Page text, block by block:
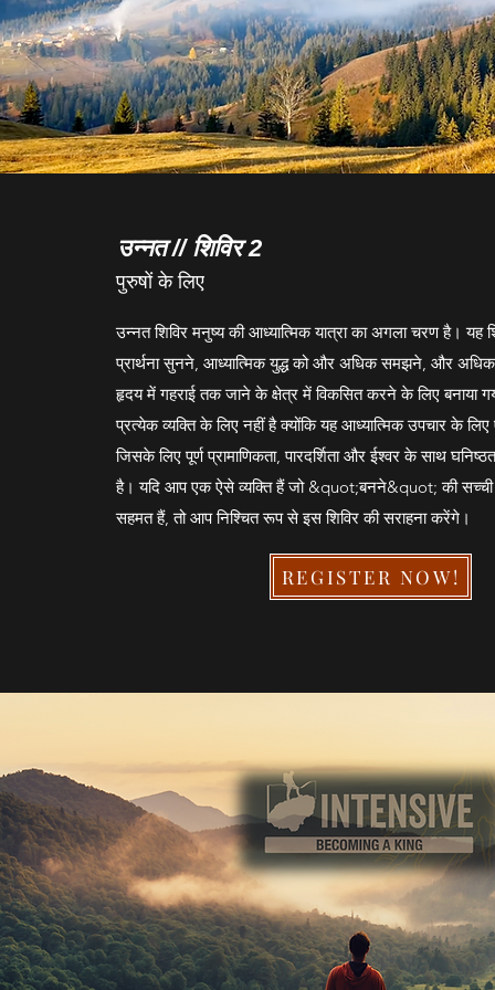
उन्नत // शिविर 2
पुरुषों के लिए
उन्नत शिविर मनुष्य की आध्यात्मिक यात्रा का अगला चरण है। यह
प्रार्थना सुनने, आध्यात्मिक युद्ध को और अधिक समझने, और
हृदय में गहराई तक जाने के क्षेत्र में विकसित करने के लिए बनाया
प्रत्येक व्यक्ति के लिए नहीं है क्योंकि यह आध्यात्मिक उपचार के
जिसके लिए पूर्ण प्रामाणिकता, पारदर्शिता और ईश्वर के साथ
है। यदि आप एक ऐसे व्यक्ति हैं जो &quot;बनने&quot; की सच्ची
सहमत हैं, तो आप निश्चित रूप से इस शिविर की सराहना करेंगे।
REGISTER NOW!